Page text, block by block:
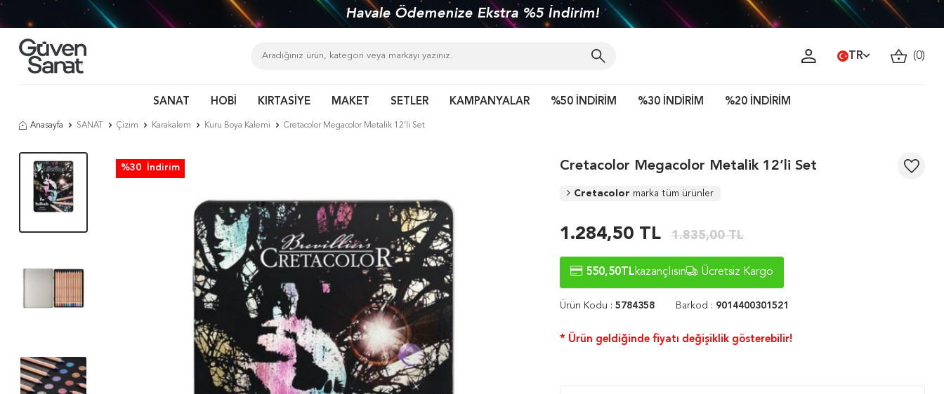
Havale Ödemenize Ekstra %5 İndirim!
TR (0)
SANAT HOBİ KIRTASİYE MAKET SETLER KAMPANYALAR %50 İNDİRİM %30 İNDİRİM %20 İNDİRİM
Anasayfa SANAT Çizim Karakalem Kuru Boya Kalemi Cretacolor Megacolor Metalik 12’li Set
%30 İndirim Cretacolor Megacolor Metalik 12’li Set
Cretacolor marka tüm ürünler
1.835,00TL
1.284,50 TL
550,50 TLkazançlısın Ücretsiz Kargo
Ürün Kodu : 5784358 Barkod : 9014400301521
* Ürün geldiğinde fiyatı değişiklik gösterebilir!